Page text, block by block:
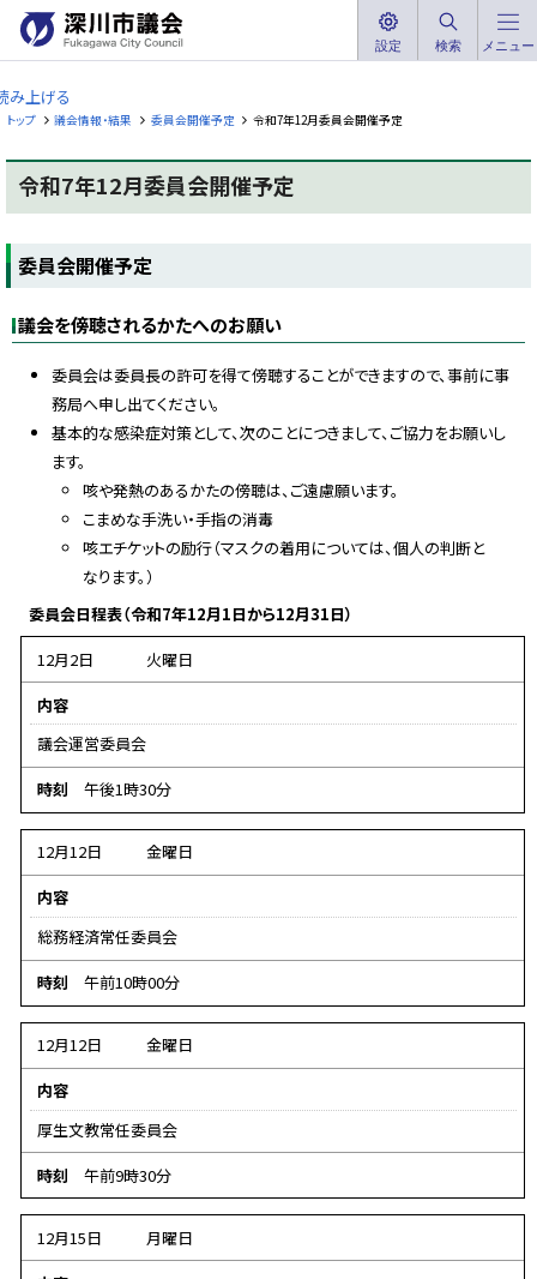
へ
メ
ニ
ュ
へ
深
川
市
議
会
u
a
C
設定 検索 メニュー
み上げる
トップ 議会情報・結果 委員会開催予定 令和7年12月委員会開催予定
令和7年12月委員会開催予定
ー
ジ
内
次
委員会開催予定
議会を傍聴されるかたへのお願い
委員会は委員長の許可を得て傍聴することができますので、事前に事
務局へ申し出てください。
基本的な感染症対策として、次のことにつきまして、ご協力をお願いし
ます。
咳や発熱のあるかたの傍聴は、ご遠慮願います。
こまめな手洗い・手指の消毒
咳エチケットの励行（マスクの着用については、個人の判断と
なります。）
委員会日程表（令和7年12月1日から12月31日）
12月2日
火曜日
内容
議会運営委員会
時刻
午後1時30分
12月12日
金曜日
内容
総務経済常任委員会
時刻
午前10時00分
12月12日
金曜日
内容
厚生文教常任委員会
時刻
午前9時30分
12月15日
月曜日